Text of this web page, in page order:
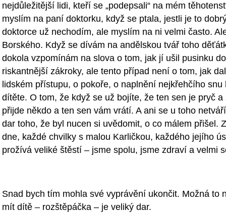
nejdůležitější lidi, kteří se „podepsali“ na mém
myslím na paní doktorku, když se ptala, jestli je to
doktorce už nechodím, ale myslím na ni velmi často.
Borského. Když se dívám na andělskou tvář toho
dokola vzpomínám na slova o tom, jak jí ušil pusinku
riskantnější zákroky, ale tento případ není o tom, jak
lidském přístupu, o pokoře, o naplnění nejkřehčího
dítěte. O tom, že když se už bojíte, že ten sen je pryč
přijde někdo a ten sen vám vrátí. A ani se u toho
dar toho, že byl nucen si uvědomit, o co málem přišel.
dne, každé chvilky s malou Karličkou, každého jejího
prožívá veliké štěstí – jsme spolu, jsme zdraví a velmi
Snad bych tím mohla své vyprávění ukončit. Možná to
mít dítě – rozštěpáčka – je veliký dar.